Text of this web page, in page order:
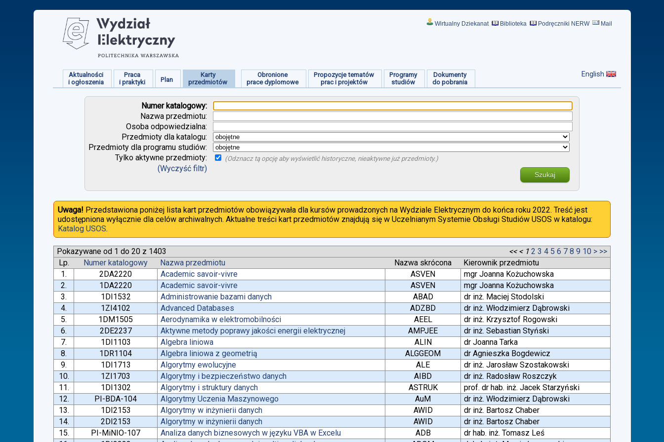
Wirtualny Dziekanat Biblioteka Podręczniki NERW Mail
Aktualności
i ogłoszenia
Praca
i praktyki
Plan
Karty
przedmiotów
Obronione
prace dyplomowe
Propozycje tematów
prac i projektów
Programy
studiów
Dokumenty
do pobrania
English
Numer katalogowy:
Nazwa przedmiotu:
Osoba odpowiedzialna:
Przedmioty dla katalogu:
Przedmioty dla programu studiów:
Tylko aktywne przedmioty:
(Odznacz tą opcję aby wyświetlić historyczne, nieaktywne już przedmioty.)
(Wyczyść filtr)
Szukaj
Uwaga! Przedstawiona poniżej lista kart przedmiotów obowiązywała dla kursów prowadzonych na Wydziale Elektrycznym do końca roku 2022. Treść jest
udostępniona wyłącznie dla celów archiwalnych. Aktualne treści kart przedmiotów znajdują się w Uczelnianym Systemie Obsługi Studiów USOS w katalogu:
Katalog USOS.
Pokazywane od 1 do 20 z 1403 << < 1 2 3 4 5 6 7 8 9 10 > >>
Lp.
Numer katalogowy Nazwa przedmiotu Nazwa skrócona
Kierownik przedmiotu
1.
2DA2220 Academic savoir-vivre ASVEN
mgr Joanna Kożuchowska
2.
1DA2220 Academic savoir-vivre ASVEN
mgr Joanna Kożuchowska
3.
1DI1532 Administrowanie bazami danych ABAD
dr inż. Maciej Stodolski
4.
1ZI4102 Advanced Databases ADZBD
dr inż. Włodzimierz Dąbrowski
5.
1DM1505 Aerodynamika w elektromobilności AEEL
dr inż. Krzysztof Rogowski
6.
2DE2237 Aktywne metody poprawy jakości energii elektrycznej AMPJEE
dr inż. Sebastian Styński
7.
1DI1103 Algebra liniowa ALIN
dr Joanna Tarka
8.
1DR1104 Algebra liniowa z geometrią ALGGEOM
dr Agnieszka Bogdewicz
9.
1DI1713 Algorytmy ewolucyjne ALE
dr inż. Jarosław Szostakowski
10.
1ZI1703 Algorytmy i bezpieczeństwo danych AIBD
dr inż. Radosław Roszczyk
11.
1DI1302 Algorytmy i struktury danych ASTRUK
prof. dr hab. inż. Jacek Starzyński
12.
PI-BDA-104 Algorytmy Uczenia Maszynowego AuM
dr inż. Włodzimierz Dąbrowski
13.
1DI2153 Algorytmy w inżynierii danych AWID
dr inż. Bartosz Chaber
14.
2DI2153 Algorytmy w inżynierii danych AWID
dr inż. Bartosz Chaber
15.
PI-MiNIO-107 Analiza danych biznesowych w języku VBA w Excelu ADB
dr hab. inż. Tomasz Leś